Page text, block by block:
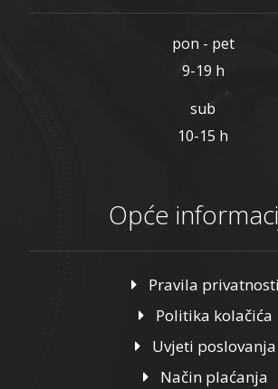
pon - pet
9-19 h
sub
10-15 h
Opće
Pravila privatnosti
Politika kolačića
Uvjeti poslovanja
Način plaćanja